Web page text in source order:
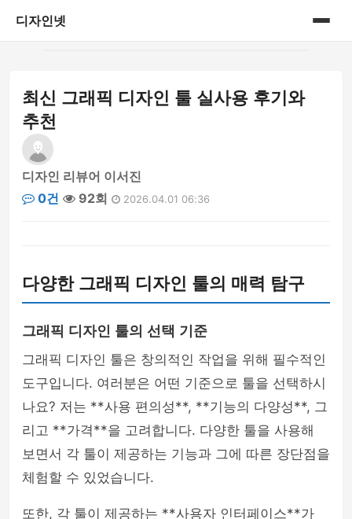
디자인넷
게시판
최신 그래픽 디자인 툴 실사용 후기와
추천
디자인 리뷰어 이서진
0건
92회 2026.04.01 06:36
다양한 그래픽 디자인 툴의 매력 탐구
그래픽 디자인 툴의 선택 기준
그래픽 디자인 툴은 창의적인 작업을 위해 필수적인
도구입니다. 여러분은 어떤 기준으로 툴을 선택하시
나요? 저는 **사용 편의성**, **기능의 다양성**, 그
리고 **가격**을 고려합니다. 다양한 툴을 사용해
보면서 각 툴이 제공하는 기능과 그에 따른 장단점을
체험할 수 있었습니다.
또한, 각 툴이 제공하는 **사용자 인터페이스**가